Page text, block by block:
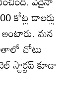
కోట్ల డాలర్లు
అంటారు. మన
చోటు
స్టార్టప్‌ కూడా